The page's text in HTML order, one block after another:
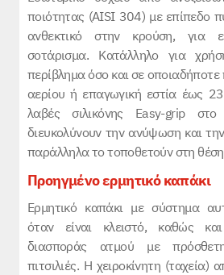
ποιότητας (AISI 304) με επίπεδο
ανθεκτικό στην κρούση, για
σοτάρισμα. Κατάλληλο για
περίβλημα όσο και σε οποιαδήποτε
αερίου ή επαγωγική εστία έως
λαβές σιλικόνης Easy-grip στο
διευκολύνουν την ανύψωση και
παράλληλα το τοποθετούν στη
Προηγμένο ερμητικόκαπάκι
Ερμητικό καπάκι με σύστημα
όταν είναι κλειστό, καθώς
διασποράς ατμού με
πιτσιλιές. Η χειροκίνητη